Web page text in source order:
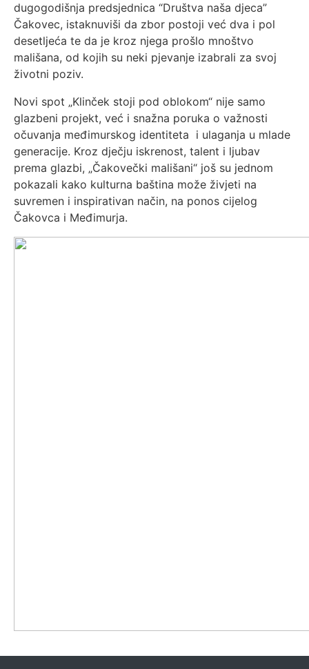
dugogodišnja predsjednica “Društva naša djeca”
Čakovec, istaknuviši da zbor postoji već dva i pol
desetljeća te da je kroz njega prošlo mnoštvo
mališana, od kojih su neki pjevanje izabrali za svoj
životni poziv.
Novi spot „Klinček stoji pod oblokom“ nije samo
glazbeni projekt, već i snažna poruka o važnosti
očuvanja međimurskog identiteta i ulaganja u mlade
generacije. Kroz dječju iskrenost, talent i ljubav
prema glazbi, „Čakovečki mališani“ još su jednom
pokazali kako kulturna baština može živjeti na
suvremen i inspirativan način, na ponos cijelog
Čakovca i Međimurja.